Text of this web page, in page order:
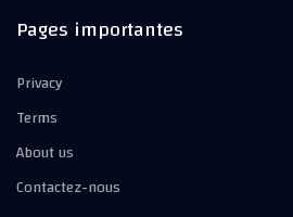
Pages importantes
Privacy
Terms
About us
Contactez-nous